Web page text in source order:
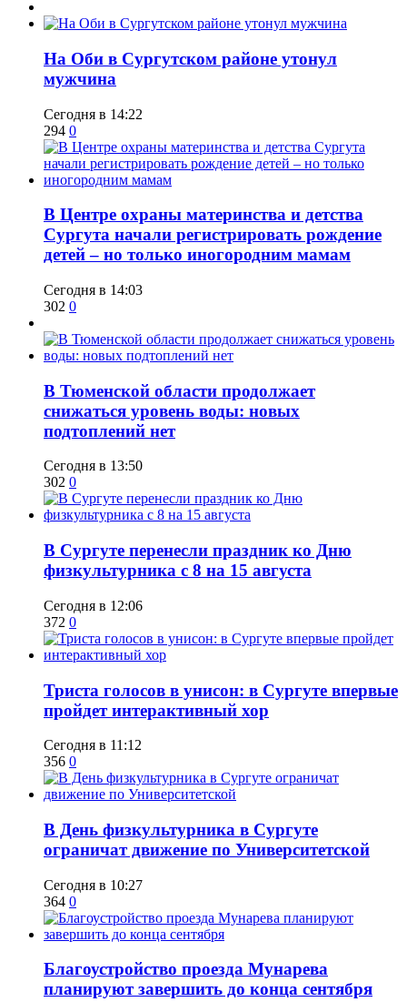
​На Оби в Сургутском районе утонул
мужчина
Сегодня в 14:22
294 0
​В Центре охраны материнства и детства
Сургута начали регистрировать рождение
детей – но только иногородним мамам
Сегодня в 14:03
302 0
​В Тюменской области продолжает
снижаться уровень воды: новых
подтоплений нет
Сегодня в 13:50
302 0
​В Сургуте перенесли праздник ко Дню
физкультурника с 8 на 15 августа
Сегодня в 12:06
372 0
​Триста голосов в унисон: в Сургуте впервые
пройдет интерактивный хор
Сегодня в 11:12
356 0
​В День физкультурника в Сургуте
ограничат движение по Университетской
Сегодня в 10:27
364 0
Благоустройство проезда Мунарева
планируют завершить до конца сентября